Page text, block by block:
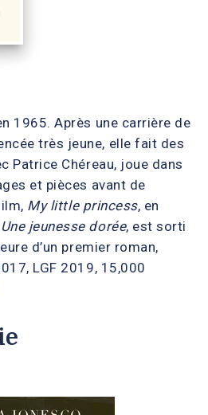
1965. Après une carrière de
très jeune, elle fait des
Patrice Chéreau, joue dans
et pièces avant de
My little princess, en
Une jeunesse dorée, est sorti
d’un premier roman,
LGF 2019, 15,000